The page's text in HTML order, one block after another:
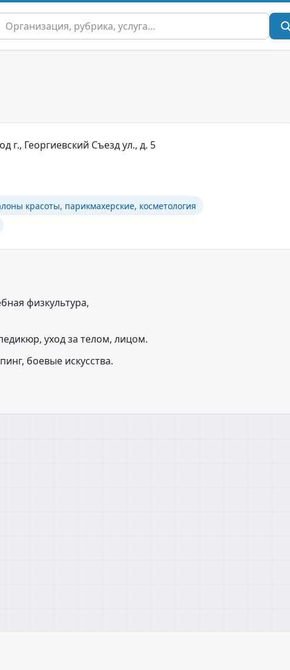
г., Георгиевский Съезд ул., д. 5
красоты, парикмахерские, косметология
физкультура,
уход за телом, лицом.
боевые искусства.